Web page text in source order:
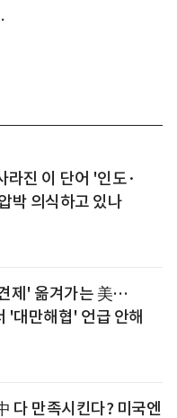
라진 이 단어 '인도·
박 의식하고 있나
제' 옮겨가는 美…
'대만해협' 언급 안해
다 만족시킨다? 미국엔